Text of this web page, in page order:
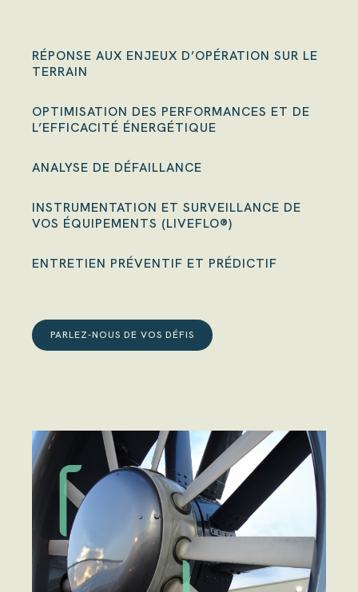
RÉPONSE AUX ENJEUX D’OPÉRATION SUR LE
TERRAIN
OPTIMISATION DES PERFORMANCES ET DE
L’EFFICACITÉ ÉNERGÉTIQUE
ANALYSE DE DÉFAILLANCE
INSTRUMENTATION ET SURVEILLANCE DE
VOS ÉQUIPEMENTS (LIVEFLO®)
ENTRETIEN PRÉVENTIF ET PRÉDICTIF
PARLEZ-NOUS DE VOS DÉFIS